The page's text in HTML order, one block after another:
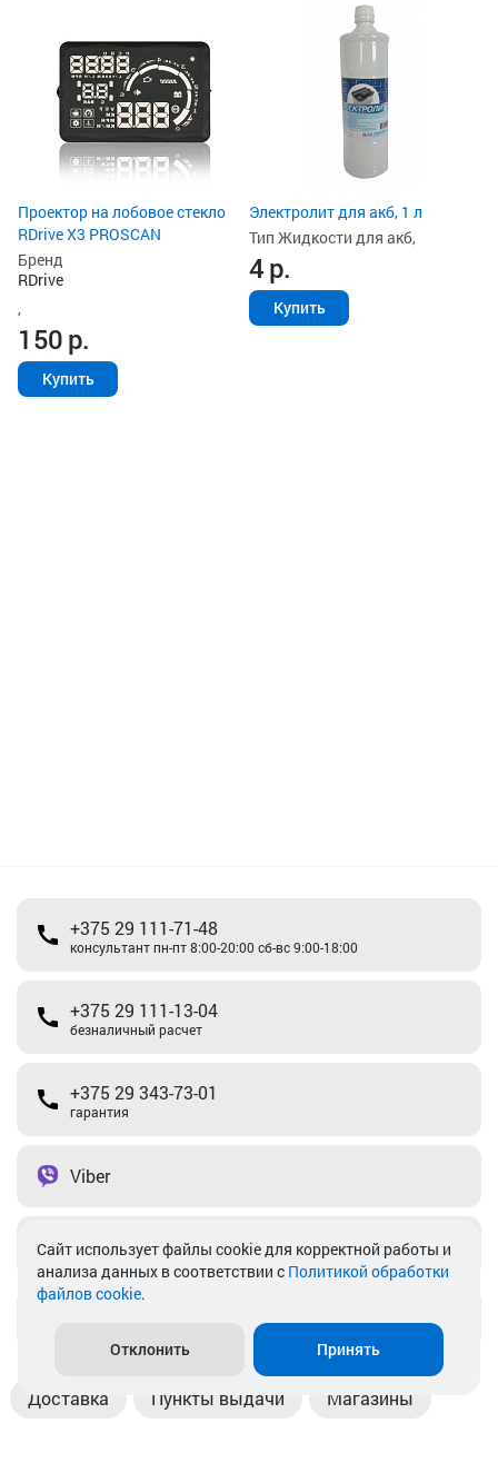
Проектор на лобовое стекло
RDrive X3 PROSCAN
Бренд
RDrive
,
150р.
Купить
Электролит для акб, 1 л
Тип Жидкости для акб,
4р.
Купить
+375 29 111-71-48
консультант пн-пт 8:00-20:00 сб-вс 9:00-18:00
+375 29 111-13-04
безналичный расчет
+375 29 343-73-01
гарантия
Viber
Telegram
Доставка Пункты выдачи Магазины
Cайт использует файлы cookie для корректной работы и
анализа данных в соответствии с Политикой обработки
файлов cookie.
Отклонить Принять